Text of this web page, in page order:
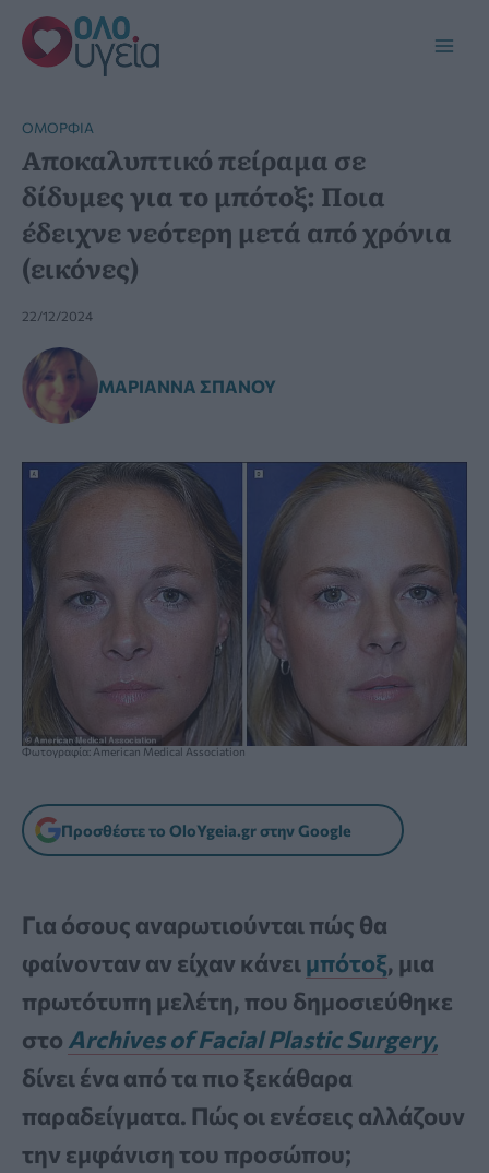
Μετάβαση
στο
περιεχόμενο
ΟΜΟΡΦΙΆ
Αποκαλυπτικό πείραμα σε
δίδυμες για το μπότοξ: Ποια
έδειχνε νεότερη μετά από χρόνια
(εικόνες)
22/12/2024
ΜΑΡΙΆΝΝΑ ΣΠΑΝΟΎ
Φωτογραφία: American Medical Association
Προσθέστε το OloYgeia.gr στην Google
Για όσους αναρωτιούνται πώς θα
φαίνονταν αν είχαν κάνειμπότοξ, μια
πρωτότυπη μελέτη, που δημοσιεύθηκε
στο Archives of Facial Plastic Surgery,
δίνει ένα από τα πιο ξεκάθαρα
παραδείγματα. Πώς οι ενέσεις αλλάζουν
την εμφάνιση του προσώπου;